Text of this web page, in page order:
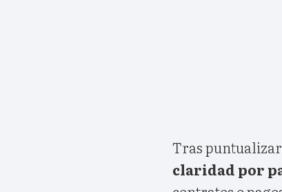
Tras
claridad por